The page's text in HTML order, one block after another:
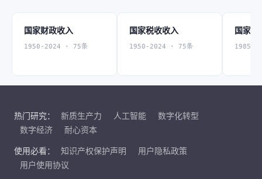
国家财政收入
1950-2024 · 75条
国家税收收入
1950-2024 · 75条
国家国
1985-
热门研究： 新质生产力 人工智能
数字化转型
数字经济
耐心资本
使用必看： 知识产权保护声明
用户隐私政策
用户使用协议